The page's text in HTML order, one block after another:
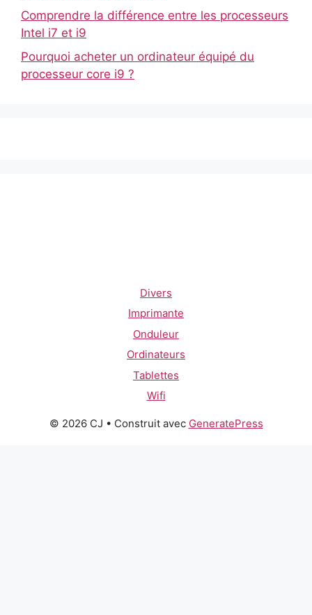
Comprendre la différence entre les processeurs
Intel i7 et i9
Pourquoi acheter un ordinateur équipé du
processeur core i9 ?
Divers
Imprimante
Onduleur
Ordinateurs
Tablettes
Wifi
© 2026 CJ • Construit avec GeneratePress